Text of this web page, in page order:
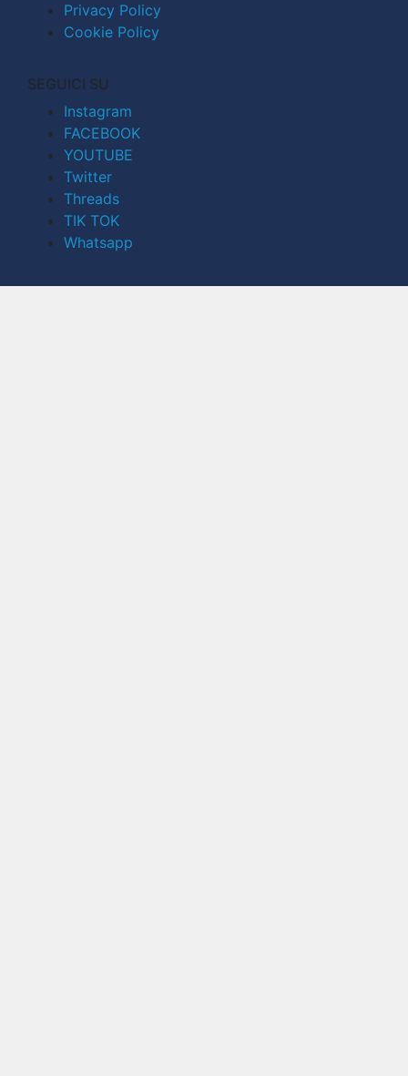
Privacy Policy
Cookie Policy
SEGUICI SU
Instagram
FACEBOOK
YOUTUBE
Twitter
Threads
TIK TOK
Whatsapp